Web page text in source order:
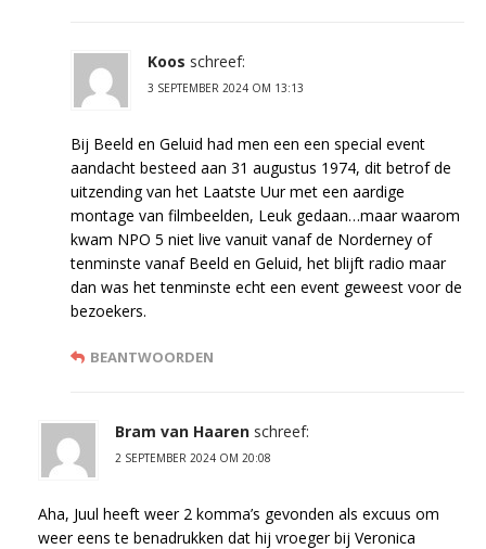
Koos schreef:
3 SEPTEMBER 2024 OM 13:13
Bij Beeld en Geluid had men een een special event
aandacht besteed aan 31 augustus 1974, dit betrof de
uitzending van het Laatste Uur met een aardige
montage van filmbeelden, Leuk gedaan…maar waarom
kwam NPO 5 niet live vanuit vanaf de Norderney of
tenminste vanaf Beeld en Geluid, het blijft radio maar
dan was het tenminste echt een event geweest voor de
bezoekers.
BEANTWOORDEN
Bram van Haaren schreef:
2 SEPTEMBER 2024 OM 20:08
Aha, Juul heeft weer 2 komma’s gevonden als excuus om
weer eens te benadrukken dat hij vroeger bij Veronica